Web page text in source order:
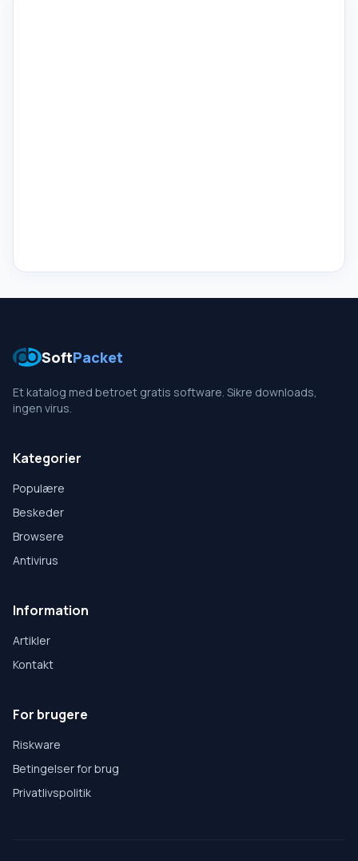
SoftPacket
Et katalog med betroet gratis software. Sikre downloads,
ingen virus.
Kategorier
Populære
Beskeder
Browsere
Antivirus
Information
Artikler
Kontakt
For brugere
Riskware
Betingelser for brug
Privatlivspolitik